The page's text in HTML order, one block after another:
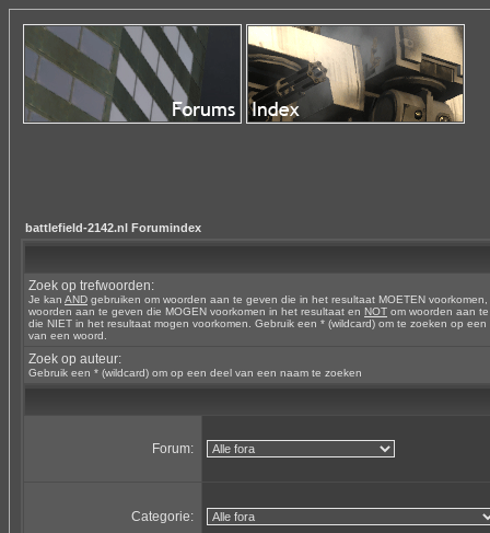
battlefield-2142.nl Forumindex
Zoek op trefwoorden:
Je kan AND gebruiken om woorden aan te geven die in het resultaat MOETEN voorkomen,
woorden aan te geven die MOGEN voorkomen in het resultaat en NOT om woorden aan
die NIET in het resultaat mogen voorkomen. Gebruik een * (wildcard) om te zoeken op een
van een woord.
Zoek op auteur:
Gebruik een * (wildcard) om op een deel van een naam te zoeken
Forum:
Categorie: